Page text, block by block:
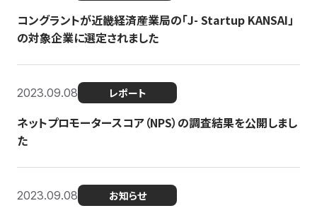
コングラントが近畿経済産業局の「J- Startup KANSAI」
の対象企業に選定されました
2023.09.08 レポート
ネットプロモータースコア（NPS）の調査結果を公開しまし
た
2023.09.08 お知らせ